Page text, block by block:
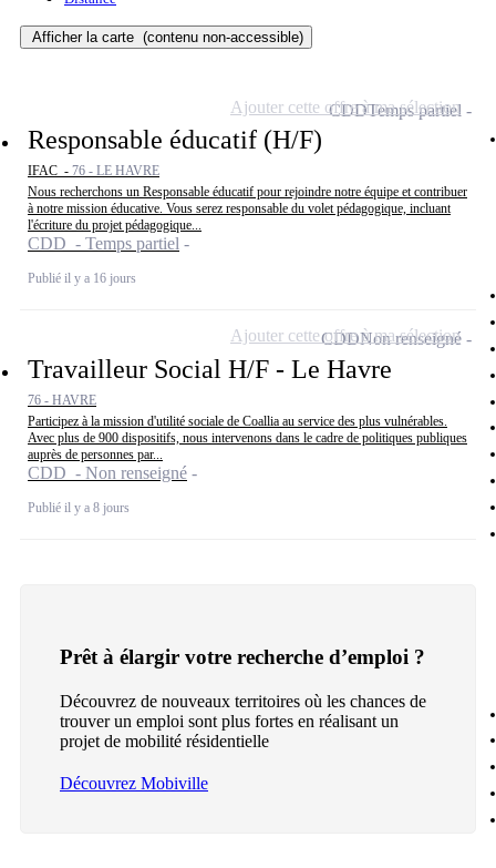
Afficher la carte (contenu non-accessible)
Responsable éducatif (H/F)
IFAC - 76 - LE HAVRE
Nous recherchons un Responsable éducatif pour rejoindre notre équipe et contribuer
à notre mission éducative. Vous serez responsable du volet pédagogique, incluant
l'écriture du projet pédagogique...
CDD - Temps partiel
Publié il y a 16 jours
CDDTemps partiel
Ajouter cette offre à ma sélection
Travailleur Social H/F - Le Havre
76 - HAVRE
Participez à la mission d'utilité sociale de Coallia au service des plus vulnérables.
Avec plus de 900 dispositifs, nous intervenons dans le cadre de politiques publiques
auprès de personnes par...
CDD - Non renseigné
Publié il y a 8 jours
CDDNon renseigné
Ajouter cette offre à ma sélection
Prêt à élargir votre recherche d’emploi ?
Découvrez de nouveaux territoires où les chances de
trouver un emploi sont plus fortes en réalisant un
projet de mobilité résidentielle
Découvrez Mobiville